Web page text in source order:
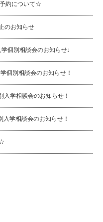
約について☆
のお知らせ
個別相談会のお知らせ♩
個別相談会のお知らせ！
入学相談会のお知らせ！
入学相談会のお知らせ！